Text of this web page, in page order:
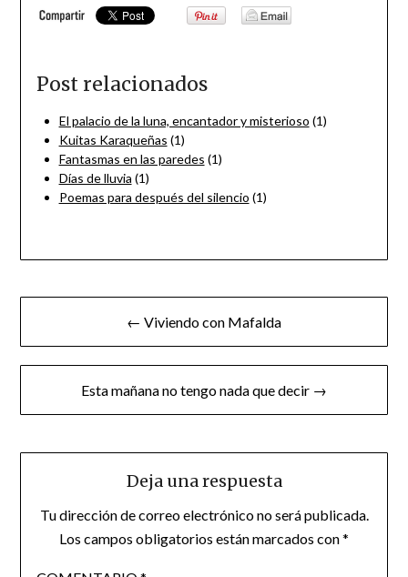
Post relacionados
El palacio de la luna, encantador y misterioso (1)
Kuitas Karaqueñas (1)
Fantasmas en las paredes (1)
Días de lluvia (1)
Poemas para después del silencio (1)
Navegación
de
← Viviendo con Mafalda
Esta mañana no tengo nada que decir →
Deja una respuesta
Tu dirección de correo electrónico no será publicada.
Los campos obligatorios están marcados con*